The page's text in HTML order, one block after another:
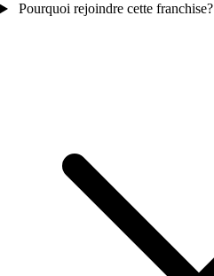
Pourquoi rejoindre cette franchise?